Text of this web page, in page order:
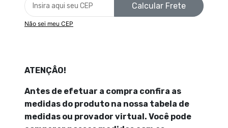
Calcular Frete
Não sei meu CEP
ATENÇÂO!
Antes de efetuar a compra confira as
medidas do produto na nossa tabela de
medidas ou provador virtual. Você pode